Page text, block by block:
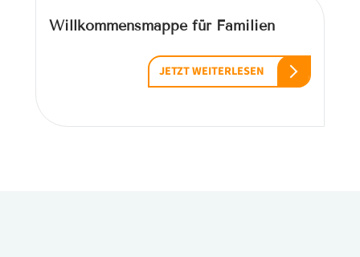
Willkommensmappe für Familien
JETZT WEITERLESEN